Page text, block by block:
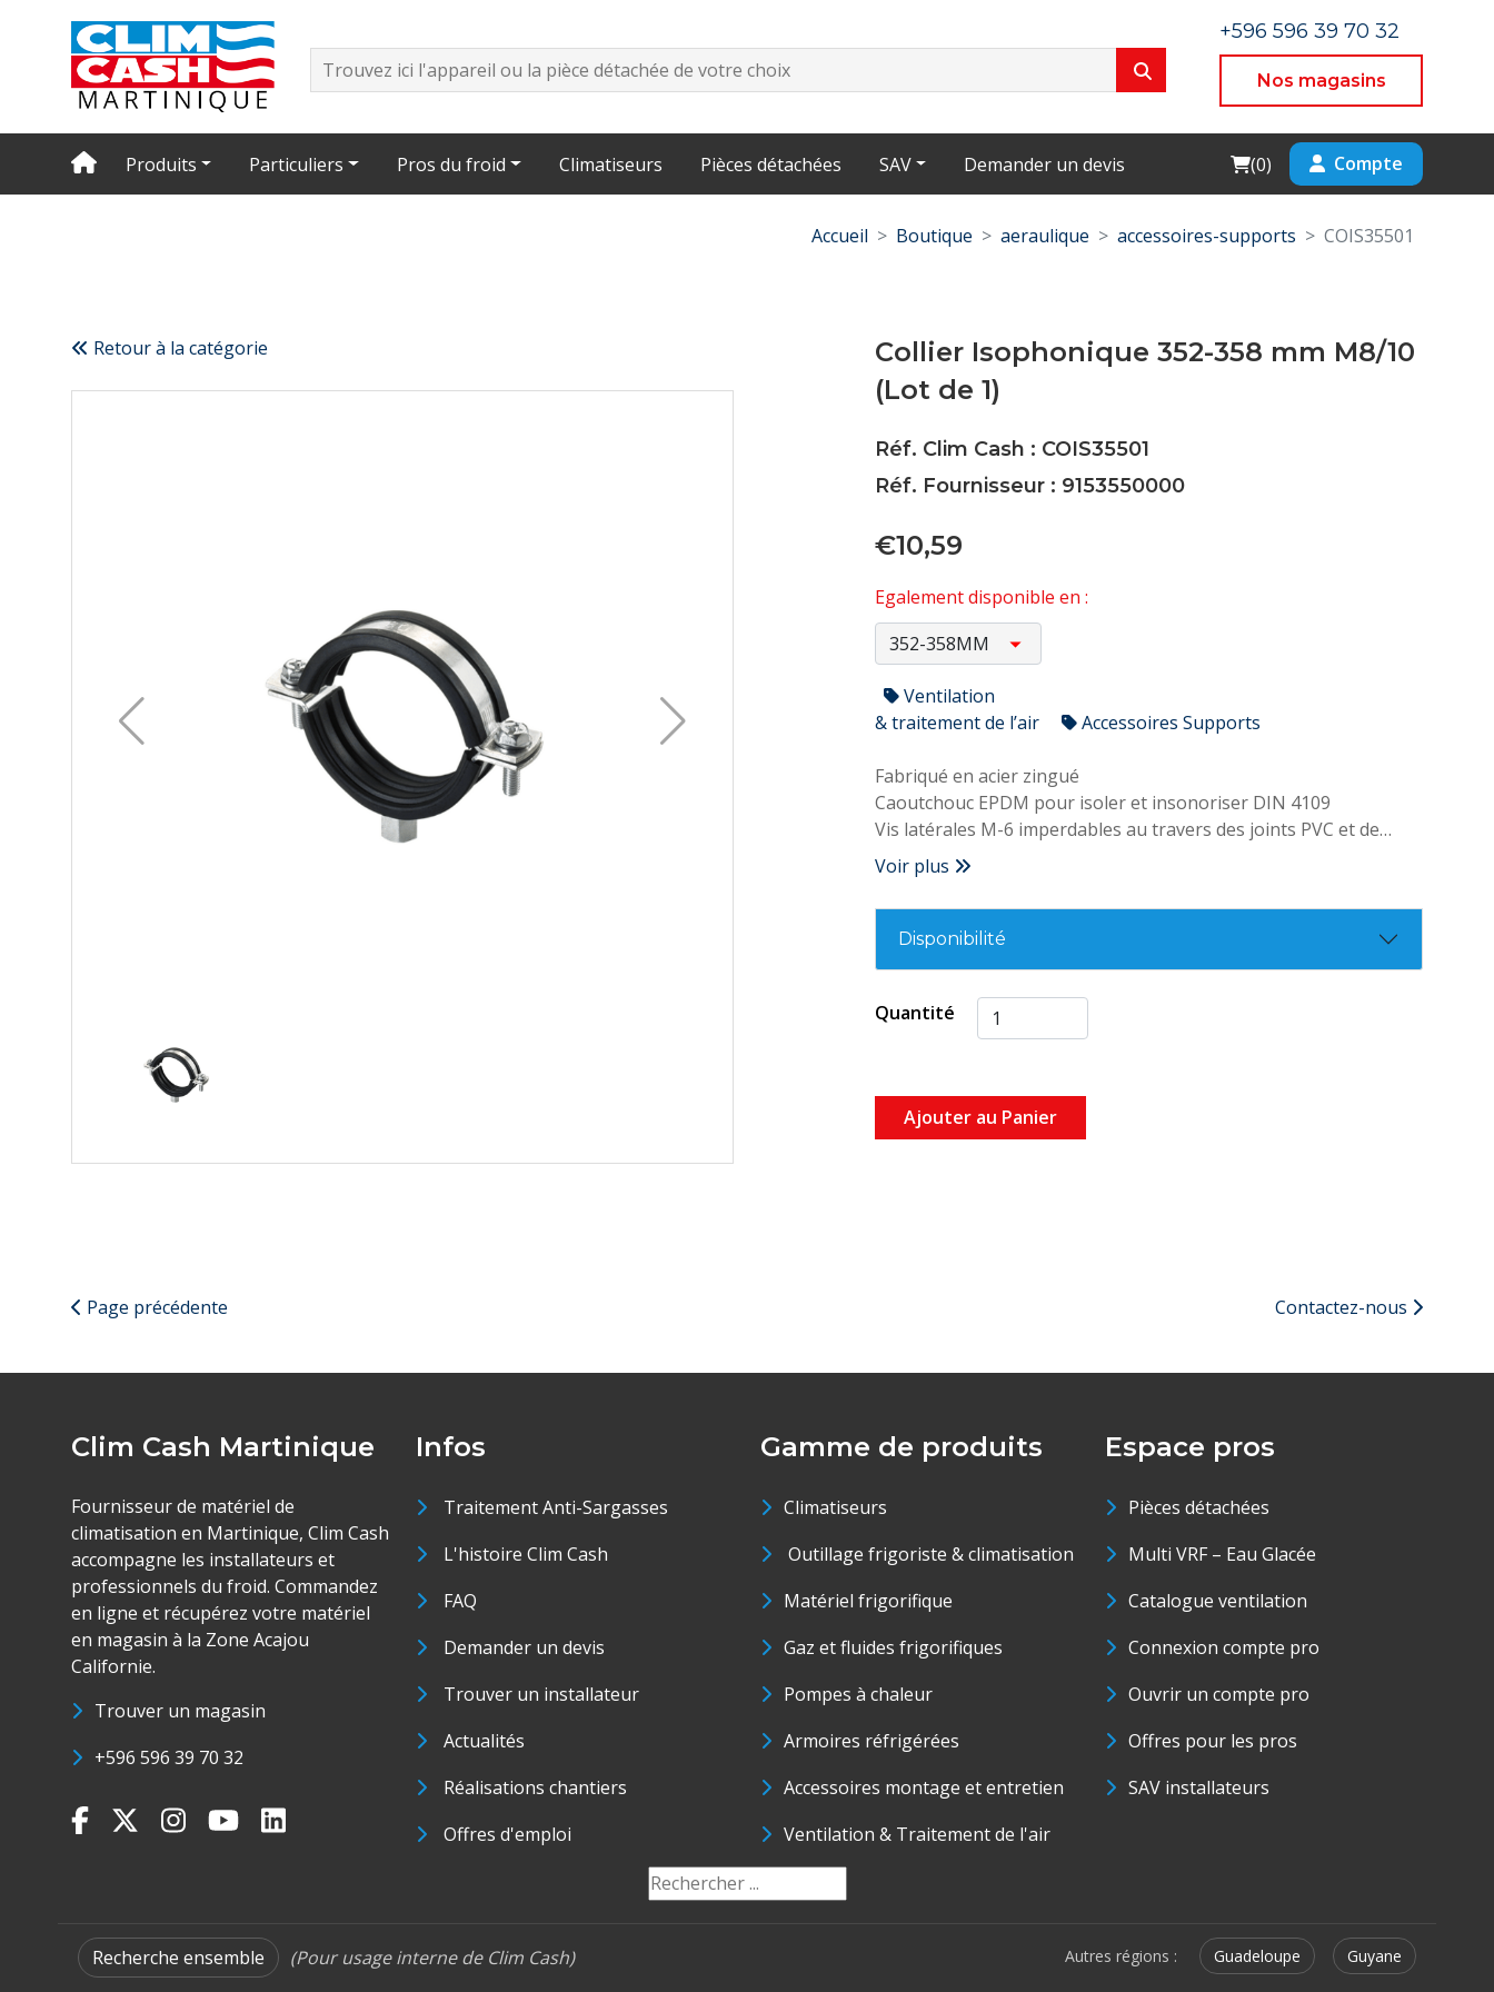
+596 596 39 70 32
Nos magasins
Produits Particuliers Pros du froid Climatiseurs Pièces détachées SAV Demander un devis Cart
(0) Compte
Accueil Boutique aeraulique accessoires-supports COIS35501
Retour à la catégorie
Collier Isophonique 352-358 mm M8/10
(Lot de 1)
Réf. Clim Cash : COIS35501
Réf. Fournisseur : 9153550000
€10,59
Egalement disponible en :
Ventilation
& traitement de l’air
Accessoires Supports
Fabriqué en acier zingué
Caoutchouc EPDM pour isoler et insonoriser DIN 4109
Vis latérales M-6 imperdables au travers des joints PVC et de
triple actionnement plat, philips et HEXAGONALE
Écrou double filet M-8+M-10 soudé
Températures maximales de travail -30º / 110º
Idéal pour la fixation de tuyaux lourds de cuivre, PVC et acier
Voir plus
Disponibilité
Quantité
Ajouter au Panier
Page précédente Contactez-nous
Clim Cash Martinique
Fournisseur de matériel de
climatisation en Martinique, Clim Cash
accompagne les installateurs et
professionnels du froid. Commandez
en ligne et récupérez votre matériel
en magasin à la Zone Acajou
Californie.
Trouver un magasin
+596 596 39 70 32
Infos
Traitement Anti-Sargasses
L'histoire Clim Cash
FAQ
Demander un devis
Trouver un installateur
Actualités
Réalisations chantiers
Offres d'emploi
Gamme de produits
Climatiseurs
Outillage frigoriste & climatisation
Matériel frigorifique
Gaz et fluides frigorifiques
Pompes à chaleur
Armoires réfrigérées
Accessoires montage et entretien
Ventilation & Traitement de l'air
Espace pros
Pièces détachées
Multi VRF – Eau Glacée
Catalogue ventilation
Connexion compte pro
Ouvrir un compte pro
Offres pour les pros
SAV installateurs
Recherche ensemble (Pour usage interne de Clim Cash) Autres régions : Guadeloupe Guyane